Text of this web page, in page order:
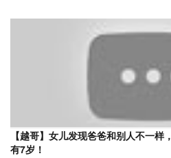
【越哥】女儿发现爸爸和别人不一
有7岁！